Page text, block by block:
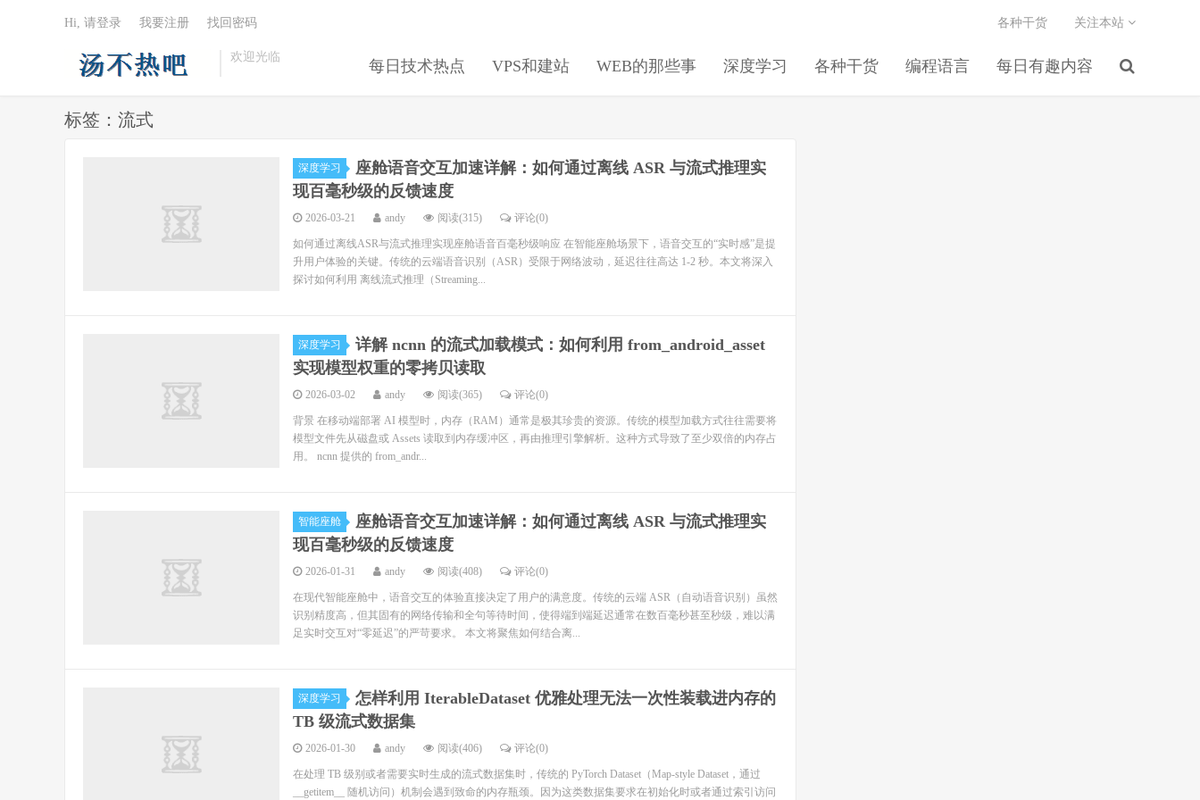
欢迎光临
每日技术热点 VPS和建站 WEB的那些事 深度学习 各种干货 编程语言 每日有趣内容
各种干货 关注本站
Hi, 请登录 我要注册 找回密码
标签：流式
深度学习
座舱语音交互加速详解：如何通过离线 ASR 与流式推理实
现百毫秒级的反馈速度
2026-03-21 andy 阅读(315) 评论(0)
如何通过离线ASR与流式推理实现座舱语音百毫秒级响应 在智能座舱场景下，语音交互的“实时感”是提
升用户体验的关键。传统的云端语音识别（ASR）受限于网络波动，延迟往往高达 1-2 秒。本文将深入
探讨如何利用 离线流式推理（Streaming...
深度学习
详解 ncnn 的流式加载模式：如何利用 from_android_asset
实现模型权重的零拷贝读取
2026-03-02 andy 阅读(365) 评论(0)
背景 在移动端部署 AI 模型时，内存（RAM）通常是极其珍贵的资源。传统的模型加载方式往往需要将
模型文件先从磁盘或 Assets 读取到内存缓冲区，再由推理引擎解析。这种方式导致了至少双倍的内存占
用。 ncnn 提供的 from_andr...
智能座舱
座舱语音交互加速详解：如何通过离线 ASR 与流式推理实
现百毫秒级的反馈速度
2026-01-31 andy 阅读(408) 评论(0)
在现代智能座舱中，语音交互的体验直接决定了用户的满意度。传统的云端 ASR（自动语音识别）虽然
识别精度高，但其固有的网络传输和全句等待时间，使得端到端延迟通常在数百毫秒甚至秒级，难以满
足实时交互对“零延迟”的严苛要求。 本文将聚焦如何结合离...
深度学习
怎样利用 IterableDataset 优雅处理无法一次性装载进内存的
TB 级流式数据集
2026-01-30 andy 阅读(406) 评论(0)
在处理 TB 级别或者需要实时生成的流式数据集时，传统的 PyTorch Dataset（Map-style Dataset，通过
__getitem__ 随机访问）机制会遇到致命的内存瓶颈。因为这类数据集要求在初始化时或者通过索引访问